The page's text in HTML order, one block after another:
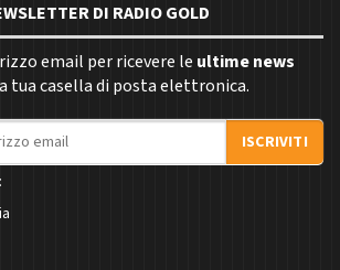
DI RADIO GOLD
email per ricevere le ultime news
casella di posta elettronica.
ISCRIVITI